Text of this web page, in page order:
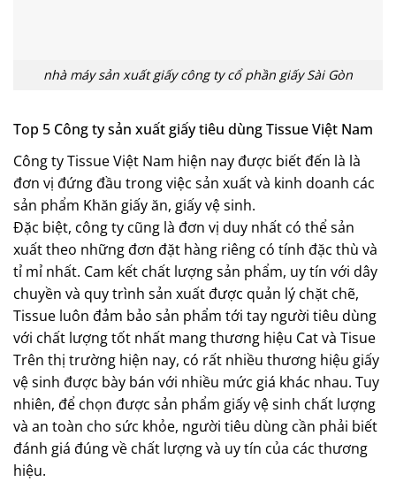
nhà máy sản xuất giấy công ty cổ phần giấy Sài Gòn
Top 5 Công ty sản xuất giấy tiêu dùng Tissue Việt Nam
Công ty Tissue Việt Nam hiện nay được biết đến là là
đơn vị đứng đầu trong việc sản xuất và kinh doanh các
sản phẩm Khăn giấy ăn, giấy vệ sinh.
Đặc biệt, công ty cũng là đơn vị duy nhất có thể sản
xuất theo những đơn đặt hàng riêng có tính đặc thù và
tỉ mỉ nhất. Cam kết chất lượng sản phẩm, uy tín với dây
chuyền và quy trình sản xuất được quản lý chặt chẽ,
Tissue luôn đảm bảo sản phẩm tới tay người tiêu dùng
với chất lượng tốt nhất mang thương hiệu Cat và Tisue
Trên thị trường hiện nay, có rất nhiều thương hiệu giấy
vệ sinh được bày bán với nhiều mức giá khác nhau. Tuy
nhiên, để chọn được sản phẩm giấy vệ sinh chất lượng
và an toàn cho sức khỏe, người tiêu dùng cần phải biết
đánh giá đúng về chất lượng và uy tín của các thương
hiệu.